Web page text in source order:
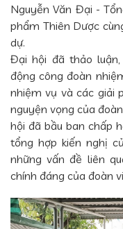
Nguyễn Văn Đại -
phẩm Thiên Dược
dự.
Đại hội đã thảo
động công đoàn
nhiệm vụ và các giải
nguyện vọng của
hội đã bầu ban chấp
tổng hợp kiến nghị
những vấn đề liên
chính đáng của đoàn